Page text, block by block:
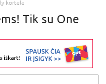
kortele
Tik su One